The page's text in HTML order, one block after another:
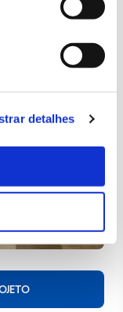
detalhes